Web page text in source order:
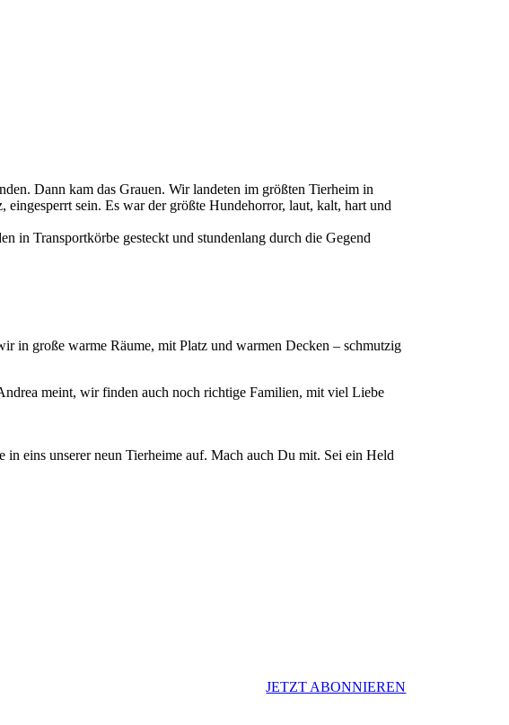
Dann kam das Grauen. Wir landeten im größten Tierheim in
sein. Es war der größte Hundehorror, laut, kalt, hart und
in Transportkörbe gesteckt und stundenlang durch die Gegend
in große warme Räume, mit Platz und warmen Decken – schmutzig
meint, wir finden auch noch richtige Familien, mit viel Liebe
eins unserer neun Tierheime auf. Mach auch Du mit. Sei ein Held
JETZT ABONNIEREN